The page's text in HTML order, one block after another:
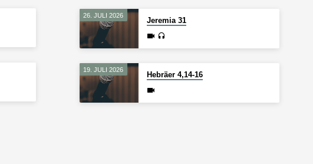
26. JULI 2026
Jeremia 31
19. JULI 2026
Hebräer 4,14-16